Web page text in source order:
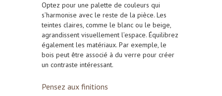
Optez pour une palette de couleurs qui
s’harmonise avec le reste de la pièce. Les
teintes claires, comme le blanc ou le beige,
agrandissent visuellement l’espace. Équilibrez
également les matériaux. Par exemple, le
bois peut être associé à du verre pour créer
un contraste intéressant.
Pensez aux finitions